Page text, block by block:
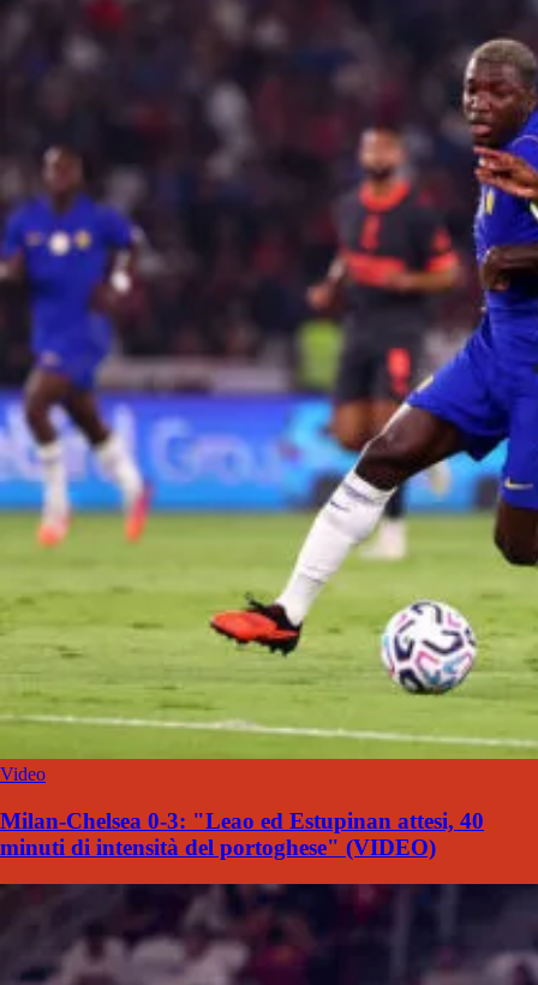
Video
Milan-Chelsea 0-3: "Leao ed Estupinan attesi, 40
minuti di intensità del portoghese" (VIDEO)